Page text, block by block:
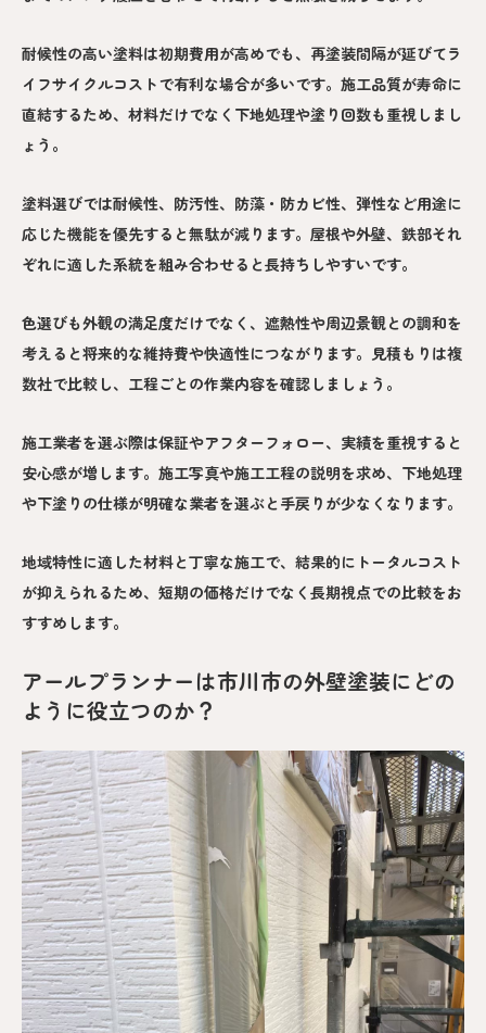
耐候性の高い塗料は初期費用が高めでも、再塗装間隔が延びてラ
イフサイクルコストで有利な場合が多いです。施工品質が寿命に
直結するため、材料だけでなく下地処理や塗り回数も重視しまし
ょう。
塗料選びでは耐候性、防汚性、防藻・防カビ性、弾性など用途に
応じた機能を優先すると無駄が減ります。屋根や外壁、鉄部それ
ぞれに適した系統を組み合わせると長持ちしやすいです。
色選びも外観の満足度だけでなく、遮熱性や周辺景観との調和を
考えると将来的な維持費や快適性につながります。見積もりは複
数社で比較し、工程ごとの作業内容を確認しましょう。
施工業者を選ぶ際は保証やアフターフォロー、実績を重視すると
安心感が増します。施工写真や施工工程の説明を求め、下地処理
や下塗りの仕様が明確な業者を選ぶと手戻りが少なくなります。
地域特性に適した材料と丁寧な施工で、結果的にトータルコスト
が抑えられるため、短期の価格だけでなく長期視点での比較をお
すすめします。
アールプランナーは市川市の外壁塗装にどの
ように役立つのか？